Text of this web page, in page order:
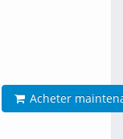
Acheter